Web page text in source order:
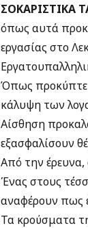
ΣΟΚΑΡΙΣΤΙΚΑ
όπως αυτά
εργασίας στο
Όπως προκύπτει
κάλυψη των
Αίσθηση
εξασφαλίσουν
Από την
Ένας στους
αναφέρουν πως
Τα κρούσματα